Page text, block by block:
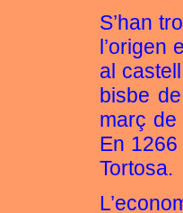
S’han
l’origen
al
bisbe
març
En
Tortosa.